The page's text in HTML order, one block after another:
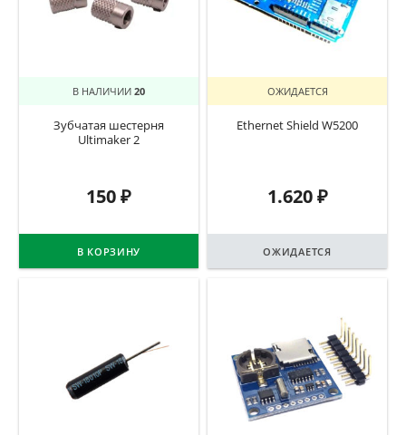
В НАЛИЧИИ 20
Зубчатая шестерня
Ultimaker 2
150₽
В КОРЗИНУ
ОЖИДАЕТСЯ
Ethernet Shield W5200
1.620₽
ОЖИДАЕТСЯ